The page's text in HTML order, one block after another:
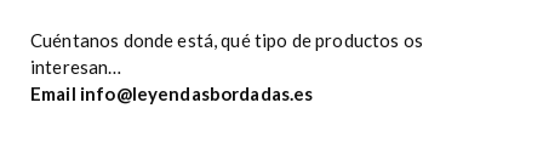
Cuéntanos donde está, qué tipo de productos os
interesan…
Email info@leyendasbordadas.es